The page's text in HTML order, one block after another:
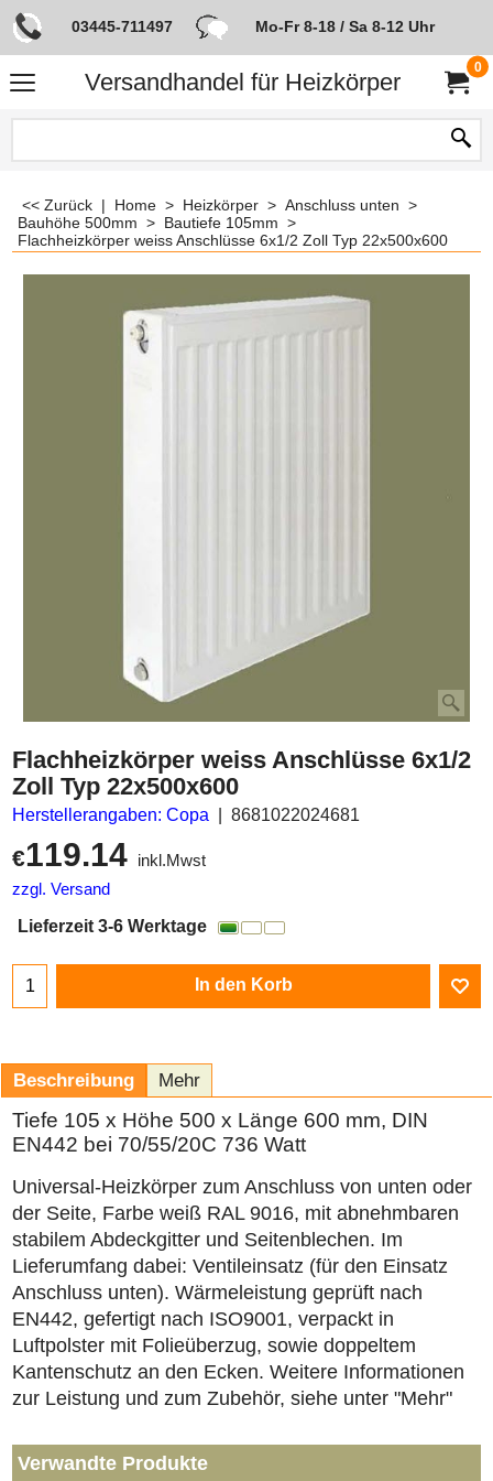
03445-711497 Mo-Fr 8-18 / Sa 8-12 Uhr
Versandhandel für Heizkörper
0
<< Zurück | Home > Heizkörper > Anschluss unten >
Bauhöhe 500mm > Bautiefe 105mm >
Flachheizkörper weiss Anschlüsse 6x1/2 Zoll Typ 22x500x600
Flachheizkörper weiss Anschlüsse 6x1/2
Zoll Typ 22x500x600
Herstellerangaben: Copa 8681022024681
€119.14
inkl.Mwst
zzgl. Versand
Lieferzeit 3-6 Werktage
In den Korb
Beschreibung Mehr
Tiefe 105 x Höhe 500 x Länge 600 mm, DIN
EN442 bei 70/55/20C 736 Watt
Universal-Heizkörper zum Anschluss von unten oder
der Seite, Farbe weiß RAL 9016, mit abnehmbaren
stabilem Abdeckgitter und Seitenblechen. Im
Lieferumfang dabei: Ventileinsatz (für den Einsatz
Anschluss unten). Wärmeleistung geprüft nach
EN442, gefertigt nach ISO9001, verpackt in
Luftpolster mit Folieüberzug, sowie doppeltem
Kantenschutz an den Ecken. Weitere Informationen
zur Leistung und zum Zubehör, siehe unter "Mehr"
Verwandte Produkte